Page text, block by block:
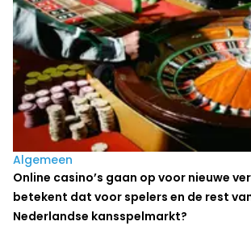
Algemeen
Online casino’s gaan op voor nieuwe
betekent dat voor spelers en de rest
Nederlandse kansspelmarkt?